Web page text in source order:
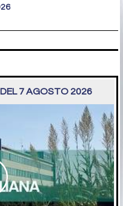
7 AGOSTO 2026